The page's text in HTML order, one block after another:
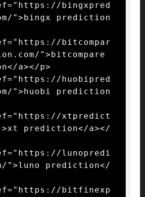
bingxpred
">bingx prediction
bitcompar
">bitcompare
a></p>
huobipred
">huobi prediction
xtpredict
prediction</a></
lunopredi
">luno prediction</
bitfinexp